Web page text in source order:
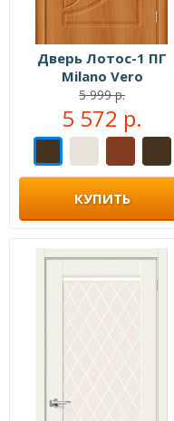
Дверь Лотос-1 ПГ
Milano Vero
5 999 р.
5 572 р.
КУПИТЬ